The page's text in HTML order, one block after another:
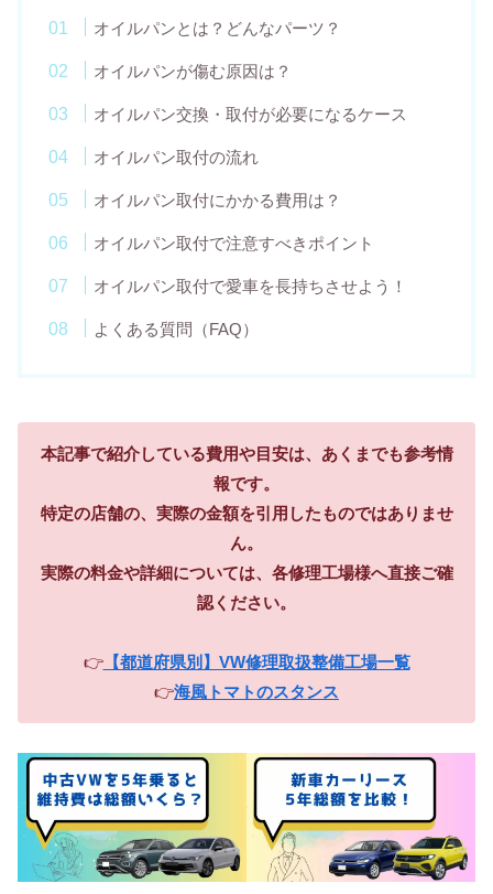
オイルパンとは？どんなパーツ？
オイルパンが傷む原因は？
オイルパン交換・取付が必要になるケース
オイルパン取付の流れ
オイルパン取付にかかる費用は？
オイルパン取付で注意すべきポイント
オイルパン取付で愛車を長持ちさせよう！
よくある質問（FAQ）
本記事で紹介している費用や目安は、あくまでも参考情
報です。
特定の店舗の、実際の金額を引用したものではありませ
ん。
実際の料金や詳細については、各修理工場様へ直接ご確
認ください。
👉【都道府県別】VW修理取扱整備工場一覧
👉海風トマトのスタンス